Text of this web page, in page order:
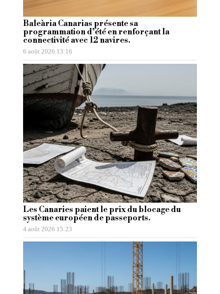
Baleària Canarias présente sa
programmation d’été en renforçant la
connectivité avec 12 navires.
6 août 2026 13:16
Les Canaries paient le prix du blocage du
système européen de passeports.
4 août 2026 15:23